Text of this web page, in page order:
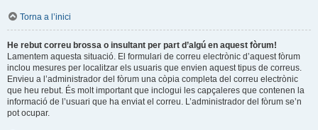
Torna a l’inici
He rebut correu brossa o insultant per part d’algú en aquest fòrum!
Lamentem aquesta situació. El formulari de correu electrònic d’aquest fòrum
inclou mesures per localitzar els usuaris que envien aquest tipus de correus.
Envieu a l’administrador del fòrum una còpia completa del correu electrònic
que heu rebut. És molt important que inclogui les capçaleres que contenen la
informació de l’usuari que ha enviat el correu. L’administrador del fòrum se’n
pot ocupar.